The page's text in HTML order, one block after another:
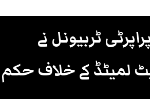
ٹربیونل نے
لمیٹڈ کے خلاف حکم